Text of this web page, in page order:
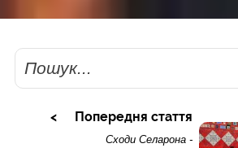
Пошук
Попередня стаття
Сходи Селарона -